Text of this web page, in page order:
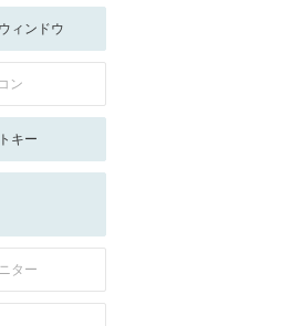
ィンドウ
ン
キー
ター